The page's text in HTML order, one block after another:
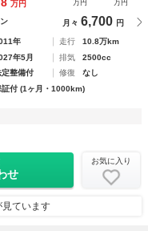
8 万円 万円 万円
月々 6,700 円
年 走行
10.8万km
年5月 排気
2500cc
定整備付 修復
なし
証付 (1ヶ月・1000km)
せ
お気に入り
見ています